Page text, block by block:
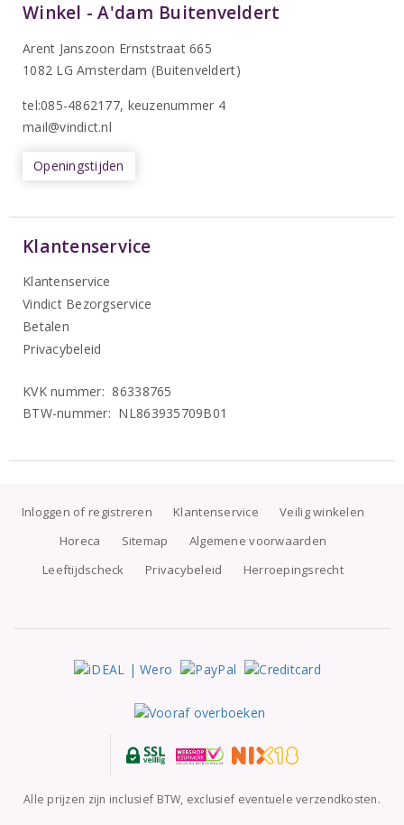
Winkel - A'dam Buitenveldert
Arent Janszoon Ernststraat 665
1082 LG Amsterdam (Buitenveldert)
tel:085-4862177, keuzenummer 4
mail@vindict.nl
Openingstijden
Klantenservice
Klantenservice
Vindict Bezorgservice
Betalen
Privacybeleid
KVK nummer: 86338765
BTW-nummer: NL863935709B01
Inloggen of registreren Klantenservice
Veilig winkelen
Horeca
Sitemap
Algemene voorwaarden
Leeftijdscheck
Privacybeleid Herroepingsrecht
Alle prijzen zijn inclusief BTW, exclusief eventuele verzendkosten.